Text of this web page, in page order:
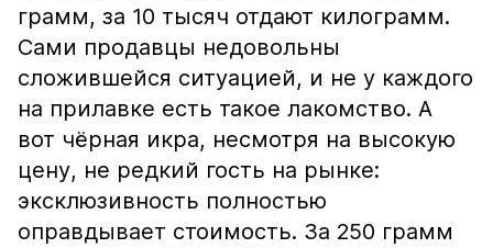
грамм, за 10 тысяч отдают килограмм.
Сами продавцы недовольны
сложившейся ситуацией, и не у каждого
на прилавке есть такое лакомство. А
вот чёрная икра, несмотря на высокую
цену, не редкий гость на рынке:
эксклюзивность полностью
оправдывает стоимость. За 250 грамм